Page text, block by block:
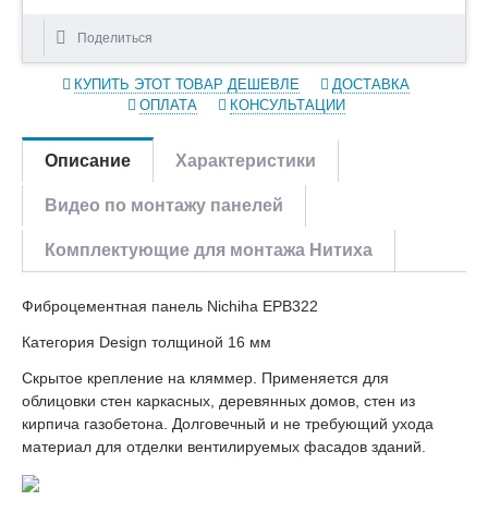
Поделиться
КУПИТЬ ЭТОТ ТОВАР ДЕШЕВЛЕ
ДОСТАВКА
ОПЛАТА
КОНСУЛЬТАЦИИ
Описание Характеристики
Видео по монтажу панелей
Комплектующие для монтажа Нитиха
Фиброцементная панель Nichiha EPB322
Категория Design толщиной 16 мм
Скрытое крепление на кляммер. Применяется для
облицовки стен каркасных, деревянных домов, стен из
кирпича газобетона. Долговечный и не требующий ухода
материал для отделки вентилируемых фасадов зданий.